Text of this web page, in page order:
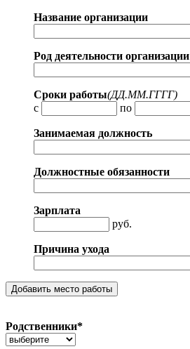
Название организации
Род деятельности организации
Сроки работы(ДД.MM.ГГГГ)
с
по
Занимаемая должность
Должностные обязанности
Зарплата
руб.
Причина ухода
Родственники*